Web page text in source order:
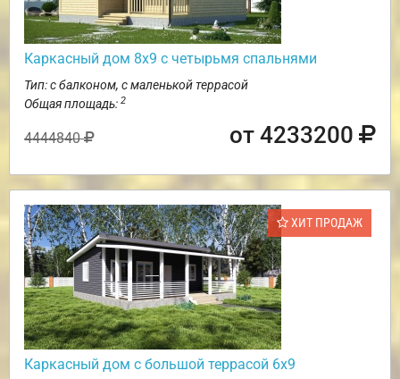
Каркасный дом 8х9 с четырьмя спальнями
Тип: с балконом, с маленькой террасой
Общая площадь: 2
4444840 от 4233200
ХИТ ПРОДАЖ
Каркасный дом с большой террасой 6х9